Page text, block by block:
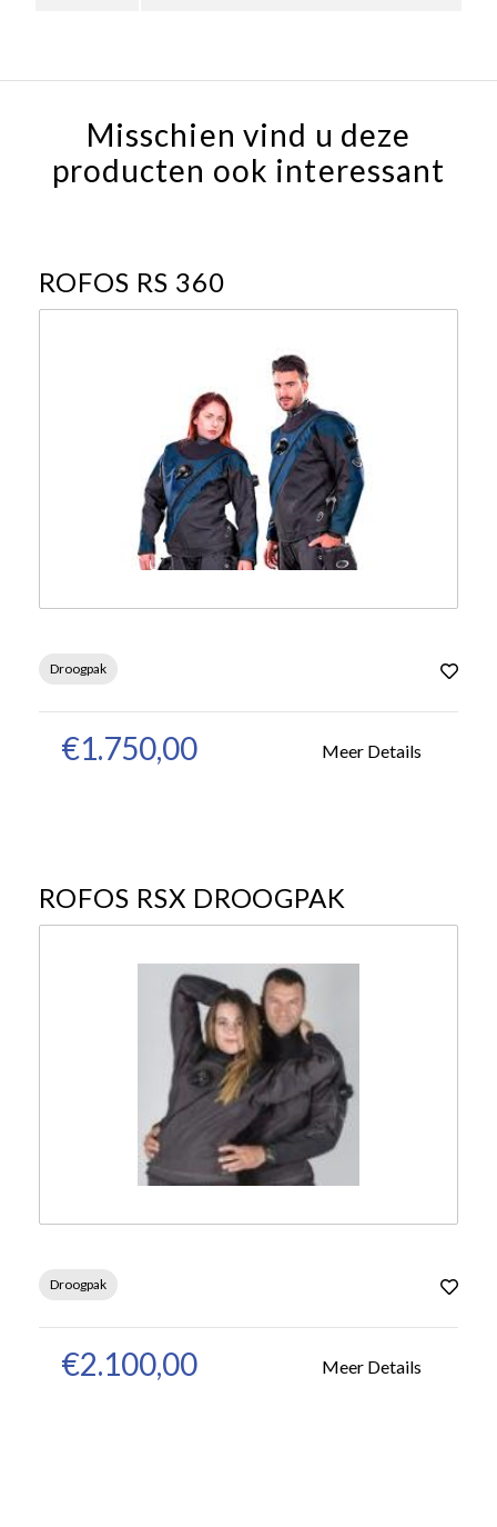
Misschien vind u deze
producten ook interessant
ROFOS RS 360
Droogpak
€1.750,00 Meer Details
ROFOS RSX DROOGPAK
Droogpak
€2.100,00 Meer Details